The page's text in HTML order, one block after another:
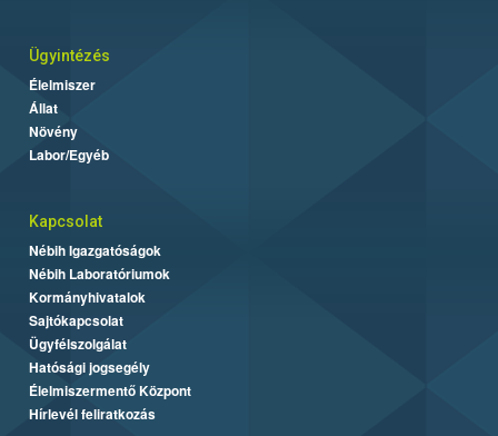
Ügyintézés
Élelmiszer
Állat
Növény
Labor/Egyéb
Kapcsolat
Nébih Igazgatóságok
Nébih Laboratóriumok
Kormányhivatalok
Sajtókapcsolat
Ügyfélszolgálat
Hatósági jogsegély
Élelmiszermentő Központ
Hírlevél feliratkozás